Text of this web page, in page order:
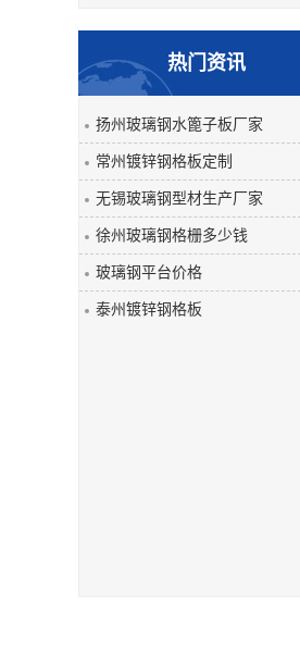
玻璃钢平板
玻璃钢盖板
热门资讯
扬州玻璃钢水篦子板厂家
常州镀锌钢格板定制
无锡玻璃钢型材生产厂家
徐州玻璃钢格栅多少钱
玻璃钢平台价格
泰州镀锌钢格板